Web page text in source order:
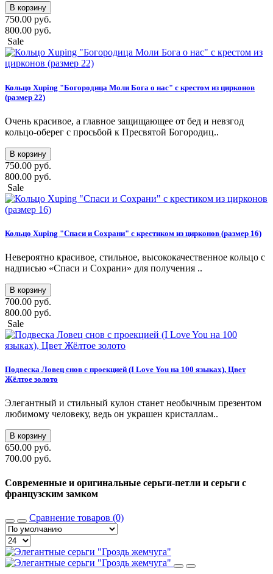
В корзину
750.00 руб.
800.00 руб.
Sale
Кольцо Xuping "Богородица Моли Бога о нас" с крестом из цирконов
(размер 22)
Очень красивое, а главное защищающее от бед и невзгод
кольцо-оберег с просьбой к Пресвятой Богородиц..
В корзину
750.00 руб.
800.00 руб.
Sale
Кольцо Xuping "Спаси и Сохрани" с крестиком из цирконов (размер 16)
Невероятно красивое, стильное, высококачественное кольцо с
надписью «Спаси и Сохрани» для получения ..
В корзину
700.00 руб.
800.00 руб.
Sale
Подвеска Ловец снов с проекцией (I Love You на 100 языках), Цвет
Жёлтое золото
Элегантный и стильный кулон станет необычным презентом
любимому человеку, ведь он украшен кристаллам..
В корзину
650.00 руб.
700.00 руб.
Современные и оригинальные серьги-петли и серьги с
французским замком
Сравнение товаров (0)